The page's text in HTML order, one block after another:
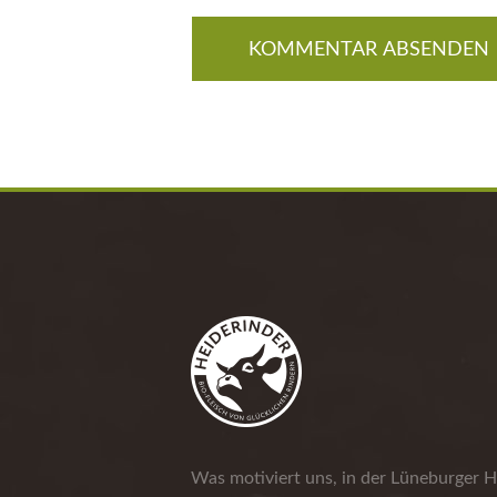
Was motiviert uns, in der Lüneburger